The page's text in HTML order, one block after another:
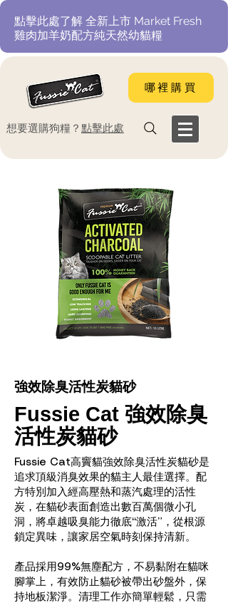
​點擊此處了解 全新上市 Market Fresh
雞肉加羊奶配方純天然幼貓糧
哪裡購買
​想要選購狗糧？ 點擊此處
強效除臭活性炭貓砂
Fussie Cat 強效除臭
活性炭貓砂
Fussie Cat高竇貓強效除臭活性炭貓砂是
追求頂級消臭效果的貓主人最佳選擇。配
方特別加入經高壓熱和蒸汽處理的活性
炭，在貓砂表面創造出數百萬個微小孔
洞，將卓越吸臭能力徹底“激活”，從根源
鎖定異味，讓家居空氣時刻保持清新。
產品採用99%無塵配方，不易黏附在貓咪
腳掌上，有效防止貓砂被帶出砂盤外，保
持地板潔淨。清理工作亦簡單輕鬆，只需